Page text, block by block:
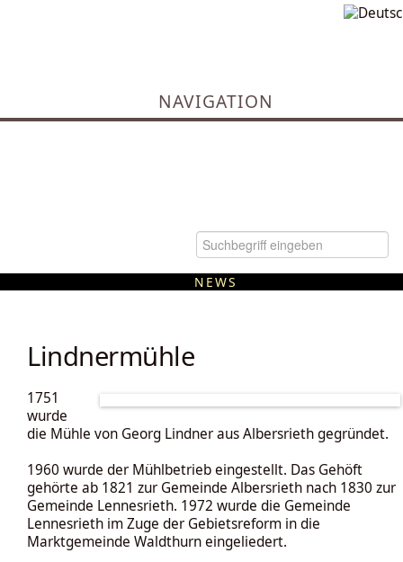
NAVIGATION
NEWS
Lindnermühle
1751
wurde
die Mühle von Georg Lindner ausAlbersriethgegründet.
1960 wurde der Mühlbetrieb eingestellt. Das Gehöft
gehörte ab 1821 zur Gemeinde Albersrieth nach 1830 zur
Gemeinde Lennesrieth. 1972 wurde die Gemeinde
Lennesrieth im Zuge der Gebietsreform in die
Marktgemeinde Waldthurn eingeliedert.